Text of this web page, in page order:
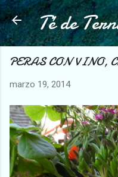
Ir al
Té de
PERAS CON VINO,
marzo 19, 2014